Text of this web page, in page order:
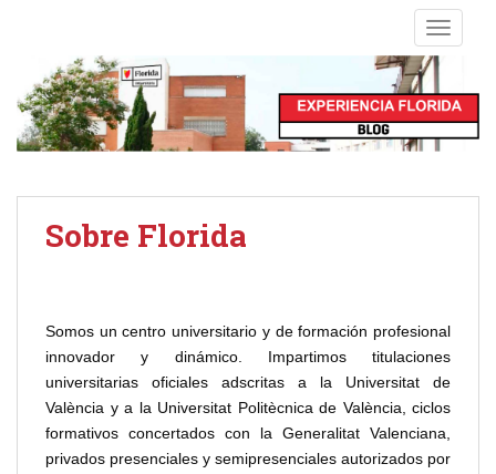
Sobre Florida
Somos un centro universitario y de formación profesional
innovador y dinámico. Impartimos titulaciones
universitarias oficiales adscritas a la Universitat de
València y a la Universitat Politècnica de València, ciclos
formativos concertados con la Generalitat Valenciana,
privados presenciales y semipresenciales autorizados por